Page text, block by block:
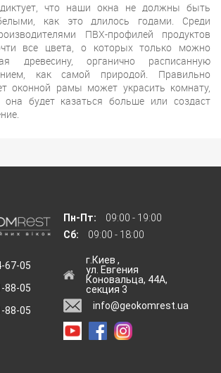
что наши окна не должны быть
как это длилось годами. Среди
ПВХ-профилей продуктов
все цвета, о которых только можно
древесину, органично расписанную
как самой природой. Правильно
оконной рамы может украсить комнату,
она будет казаться больше или создаст
Пн-Пт:
09:00 - 19:00
Сб:
09:00 - 18:00
67-05
88-05
88-05
г.Киев ,
ул. Евгения
Коновальца, 44А,
секция 3
info@geokomrest.ua